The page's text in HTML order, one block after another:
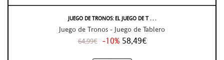
JUEGO DE TRONOS: EL JUEGO DE T . . .
Juego de Tronos - Juego de Tablero
64,99€ -10% 58,49€